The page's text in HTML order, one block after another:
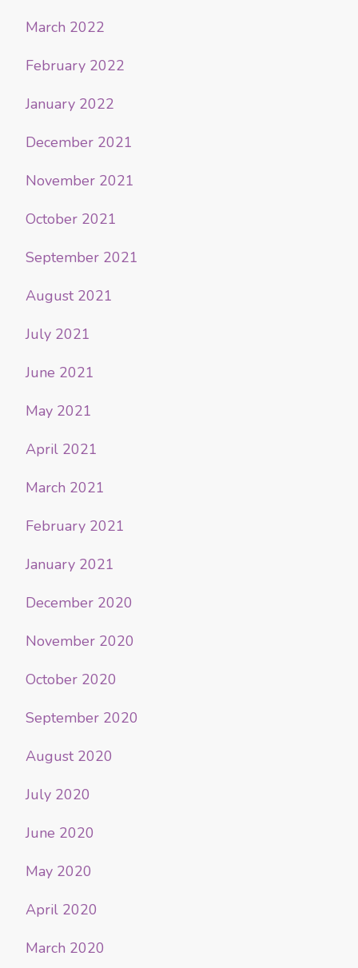
March 2022
February 2022
January 2022
December 2021
November 2021
October 2021
September 2021
August 2021
July 2021
June 2021
May 2021
April 2021
March 2021
February 2021
January 2021
December 2020
November 2020
October 2020
September 2020
August 2020
July 2020
June 2020
May 2020
April 2020
March 2020